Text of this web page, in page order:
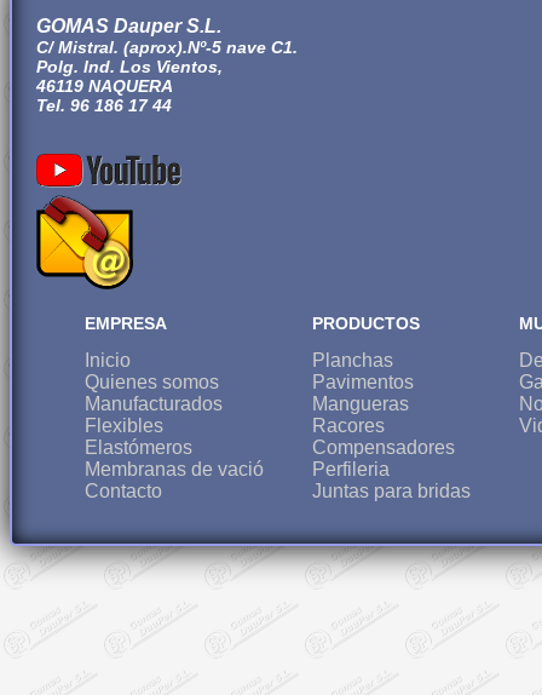
GOMAS Dauper S.L.
C/ Mistral. (aprox).Nº-5 nave C1.
Polg. Ind. Los Vientos,
46119 NAQUERA
Tel. 96 186 17 44
EMPRESA
Inicio
Quienes somos
Manufacturados
Flexibles
Elastómeros
Membranas de vació
Contacto
PRODUCTOS
Planchas
Pavimentos
Mangueras
Racores
Compensadores
Perfileria
Juntas para bridas